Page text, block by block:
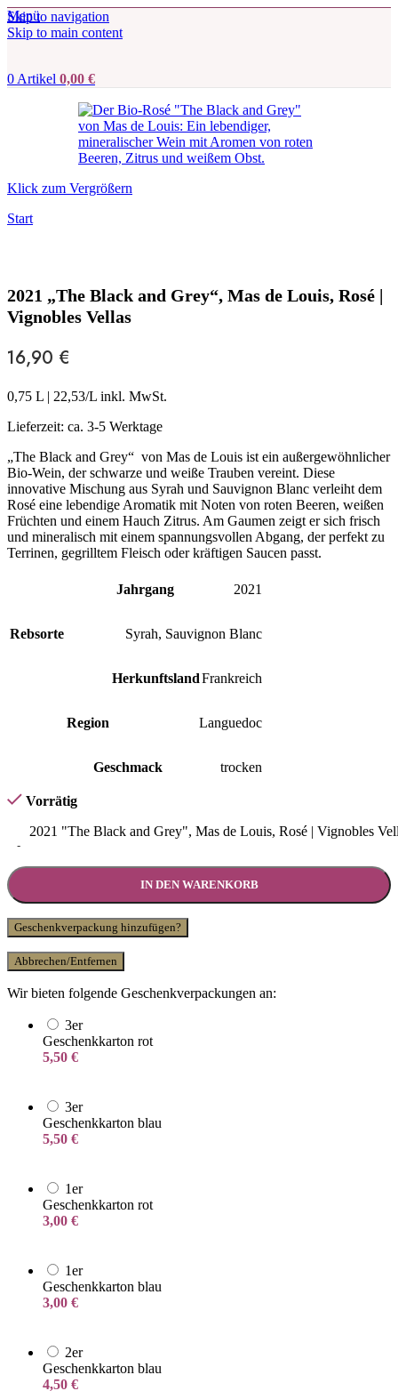
Skip to navigation
Skip to main content
Menü
0 Artikel 0,00 €
Klick zum Vergrößern
Start
2021 „The Black and Grey“, Mas de Louis, Rosé |
Vignobles Vellas
16,90 €
0,75 L | 22,53/L inkl. MwSt.
Lieferzeit: ca. 3-5 Werktage
„The Black and Grey“ von Mas de Louis ist ein außergewöhnlicher
Bio-Wein, der schwarze und weiße Trauben vereint. Diese
innovative Mischung aus Syrah und Sauvignon Blanc verleiht dem
Rosé eine lebendige Aromatik mit Noten von roten Beeren, weißen
Früchten und einem Hauch Zitrus. Am Gaumen zeigt er sich frisch
und mineralisch mit einem spannungsvollen Abgang, der perfekt zu
Terrinen, gegrilltem Fleisch oder kräftigen Saucen passt.
Jahrgang 2021
Rebsorte Syrah, Sauvignon Blanc
HerkunftslandFrankreich
Region Languedoc
Geschmack trocken
Vorrätig
-
2021 "The Black and Grey", Mas de Louis, Rosé | Vignobles
IN DEN WARENKORB
Geschenkverpackung hinzufügen?
Abbrechen/Entfernen
Wir bieten folgende Geschenkverpackungen an:
3er
Geschenkkarton rot
5,50 €
3er
Geschenkkarton blau
5,50 €
1er
Geschenkkarton rot
3,00 €
1er
Geschenkkarton blau
3,00 €
2er
Geschenkkarton blau
4,50 €